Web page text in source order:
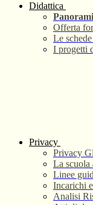
Didattica
Offerta
Le
I progetti
Privacy
Privacy
La scuola
Linee
Incarichi
Analisi